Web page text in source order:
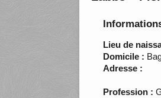
Lieu de
Domicile :
Adresse :
Profession :